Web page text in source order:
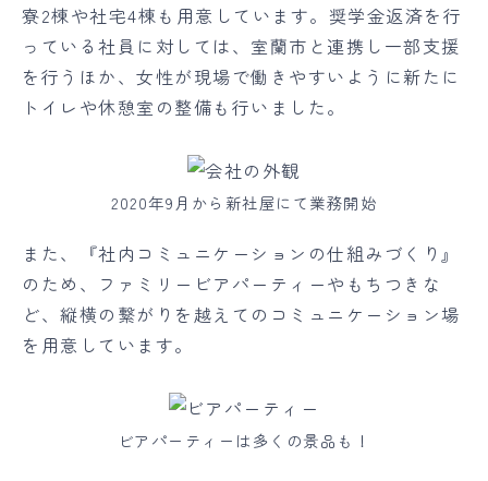
寮2棟や社宅4棟も用意しています。奨学金返済を行
っている社員に対しては、室蘭市と連携し一部支援
を行うほか、女性が現場で働きやすいように新たに
トイレや休憩室の整備も行いました。
2020年9月から新社屋にて業務開始
また、『社内コミュニケーションの仕組みづくり』
のため、ファミリービアパーティーやもちつきな
ど、縦横の繋がりを越えてのコミュニケーション場
を用意しています。
ビアパーティーは多くの景品も！